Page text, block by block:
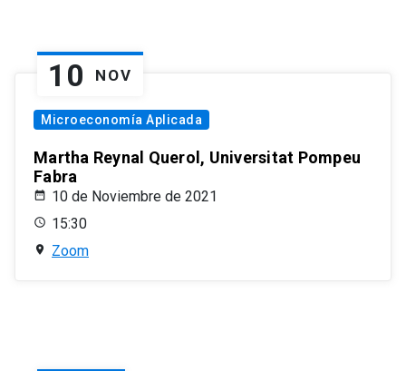
10 NOV
Microeconomía Aplicada
Martha Reynal Querol, Universitat Pompeu
Fabra
10 de Noviembre de 2021
15:30
Zoom